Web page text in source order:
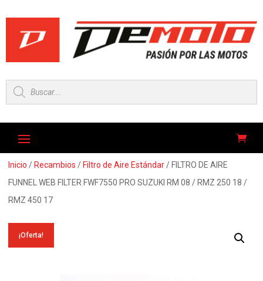
Búsqueda
de
productos
Inicio / Recambios / Filtro de Aire Estándar/ FILTRO DE AIRE
FUNNEL WEB FILTER FWF7550 PRO SUZUKI RM 08 / RMZ 250 18 /
RMZ 450 17
¡Oferta!